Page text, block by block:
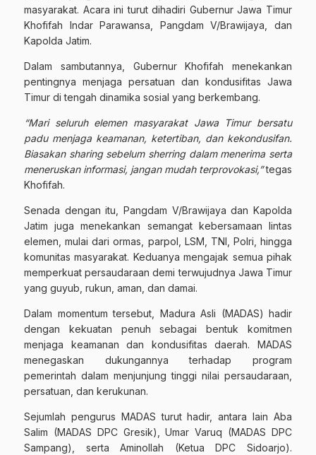
masyarakat. Acara ini turut dihadiri Gubernur Jawa Timur
Khofifah Indar Parawansa, Pangdam V/Brawijaya, dan
Kapolda Jatim.
Dalam sambutannya, Gubernur Khofifah menekankan
pentingnya menjaga persatuan dan kondusifitas Jawa
Timur di tengah dinamika sosial yang berkembang.
“Mari seluruh elemen masyarakat Jawa Timur bersatu
padu menjaga keamanan, ketertiban, dan kekondusifan.
Biasakan sharingsebelum sherringdalam menerima serta
meneruskan informasi, jangan mudah terprovokasi,”tegas
Khofifah.
Senada dengan itu, Pangdam V/Brawijaya dan Kapolda
Jatim juga menekankan semangat kebersamaan lintas
elemen, mulai dari ormas, parpol, LSM, TNI, Polri, hingga
komunitas masyarakat. Keduanya mengajak semua pihak
memperkuat persaudaraan demi terwujudnya Jawa Timur
yang guyub, rukun, aman, dan damai.
Dalam momentum tersebut, Madura Asli (MADAS) hadir
dengan kekuatan penuh sebagai bentuk komitmen
menjaga keamanan dan kondusifitas daerah. MADAS
menegaskan dukungannya terhadap program
pemerintah dalam menjunjung tinggi nilai persaudaraan,
persatuan, dan kerukunan.
Sejumlah pengurus MADAS turut hadir, antara lain Aba
Salim (MADAS DPC Gresik), Umar Varuq (MADAS DPC
Sampang), serta Aminollah (Ketua DPC Sidoarjo).